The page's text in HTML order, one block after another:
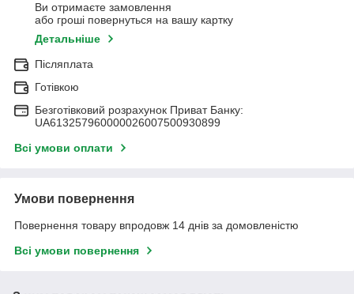
Ви отримаєте замовлення
або гроші повернуться на вашу картку
Детальніше
Післяплата
Готівкою
Безготівковий розрахунок Приват Банку:
UA613257960000026007500930899
Всі умови оплати
Умови повернення
Повернення товару впродовж 14 днів за домовленістю
Всі умови повернення